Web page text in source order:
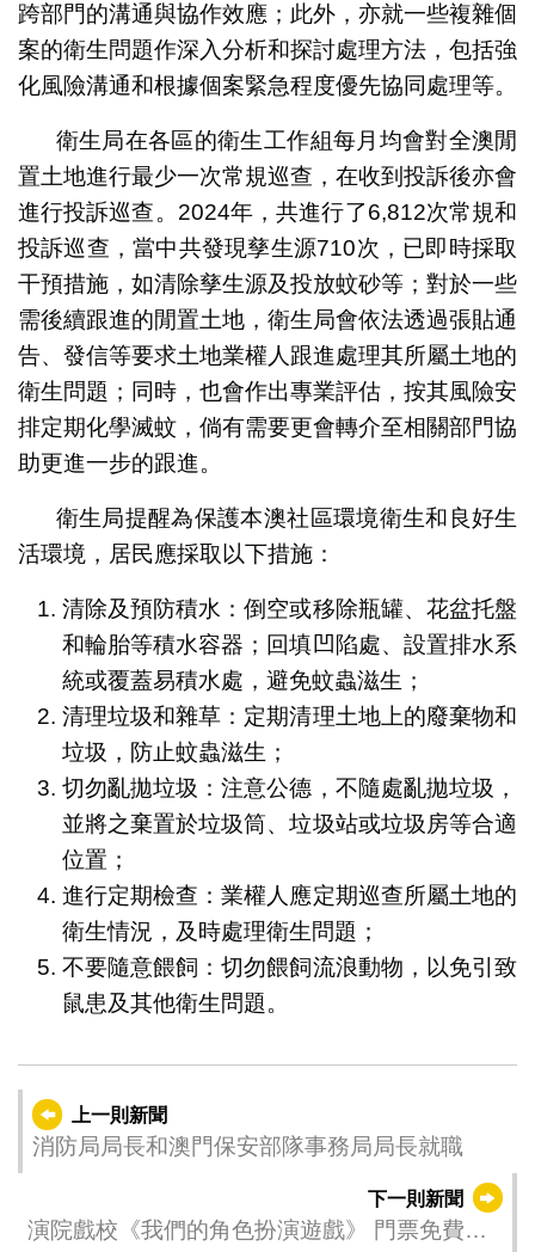
跨部門的溝通與協作效應；此外，亦就一些複雜個
案的衛生問題作深入分析和探討處理方法，包括強
化風險溝通和根據個案緊急程度優先協同處理等。
衛生局在各區的衛生工作組每月均會對全澳閒
置土地進行最少一次常規巡查，在收到投訴後亦會
進行投訴巡查。2024年，共進行了6,812次常規和
投訴巡查，當中共發現孳生源710次，已即時採取
干預措施，如清除孳生源及投放蚊砂等；對於一些
需後續跟進的閒置土地，衛生局會依法透過張貼通
告、發信等要求土地業權人跟進處理其所屬土地的
衛生問題；同時，也會作出專業評估，按其風險安
排定期化學滅蚊，倘有需要更會轉介至相關部門協
助更進一步的跟進。
衛生局提醒為保護本澳社區環境衛生和良好生
活環境，居民應採取以下措施：
清除及預防積水：倒空或移除瓶罐、花盆托盤
和輪胎等積水容器；回填凹陷處、設置排水系
統或覆蓋易積水處，避免蚊蟲滋生；
清理垃圾和雜草：定期清理土地上的廢棄物和
垃圾，防止蚊蟲滋生；
切勿亂拋垃圾：注意公德，不隨處亂拋垃圾，
並將之棄置於垃圾筒、垃圾站或垃圾房等合適
位置；
進行定期檢查：業權人應定期巡查所屬土地的
衛生情況，及時處理衛生問題；
不要隨意餵飼：切勿餵飼流浪動物，以免引致
鼠患及其他衛生問題。
上一則新聞
消防局局長和澳門保安部隊事務局局長就職
下一則新聞
演院戲校《我們的角色扮演遊戲》 門票免費登